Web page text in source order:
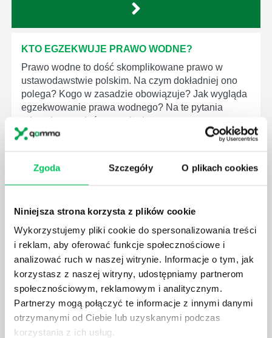
Zgoda Szczegóły O plikach cookies
Niniejsza strona korzysta z plików cookie
Wykorzystujemy pliki cookie do spersonalizowania treści
i reklam, aby oferować funkcje społecznościowe i
analizować ruch w naszej witrynie. Informacje o tym, jak
korzystasz z naszej witryny, udostępniamy partnerom
społecznościowym, reklamowym i analitycznym.
Partnerzy mogą połączyć te informacje z innymi danymi
otrzymanymi od Ciebie lub uzyskanymi podczas
korzystania z ich usług.
KTO EGZEKWUJE PRAWO WODNE?
Prawo wodne to dość skomplikowane prawo w
ustawodawstwie polskim. Na czym dokładniej ono
polega? Kogo w zasadzie obowiązuje? Jak wygląda
egzekwowanie prawa wodnego? Na te pytania
odpowiemy pokrótce poniżej.
WYMAGANIAMI NORM JAKOŚCI WYROBÓW
MEDYCZNYCH?
W związku z ogromnym rozwojem dzisiejszego
społeczeństwa wprowadzane jest coraz więcej reguł,
które mają za zadanie poprawić poszczególne
dziedziny gospodarki. Dzięki nim wszystkie firmy
będą zobowiązane przestrzegać zasad, których
wprowadzenie dąży do ujednolicenia jakości
produktów, które trafiają do klientów.